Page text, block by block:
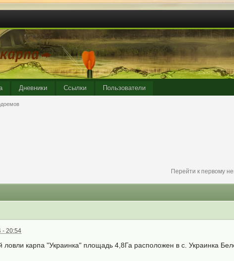
Дневники Ссылки Пользователи
Перейти к первому
- 20:54
ловли карпа "Украинка" площадь 4,8Га расположен в с. Украинка